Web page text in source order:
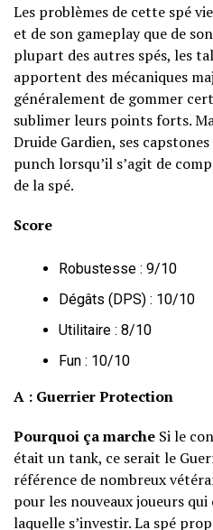
Les problèmes de cette spé
et de son gameplay que de
plupart des autres spés, les
apportent des mécaniques
généralement de gommer
sublimer leurs points forts.
Druide Gardien, ses
punch lorsqu’il s’agit de
de la spé.
Score
Robustesse : 9/10
Dégâts (DPS) : 10/10
Utilitaire : 8/10
Fun : 10/10
A : Guerrier Protection
Pourquoi ça marche Si le
était un tank, ce serait le
référence de nombreux
pour les nouveaux joueurs
laquelle s’investir. La spé